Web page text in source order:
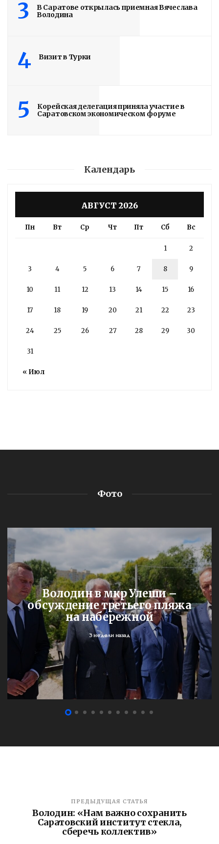
3
В Саратове открылась приемная Вячеслава
Володина
4 Визит в Турки
5
Корейская делегация приняла участие в
Саратовском экономическом форуме
Календарь
АВГУСТ 2026
Пн Вт Ср Чт Пт Сб Вс
« Июл
1 2
3 4 5 6 7 8 9
10 11 12 13 14 15 16
17 18 19 20 21 22 23
24 25 26 27 28 29 30
31
Фото
Володин в мкр Улеши –
обсуждение третьего пляжа
на набережной
3 недели назад
ПРЕДЫДУЩАЯ СТАТЬЯ
Володин: «Нам важно сохранить
Саратовский институт стекла,
сберечь коллектив»